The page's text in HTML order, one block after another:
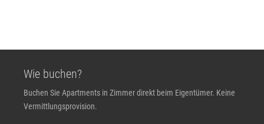
Wie buchen?
Buchen Sie Apartments in Zimmer direkt beim Eigentümer. Keine
Vermittlungsprovision.